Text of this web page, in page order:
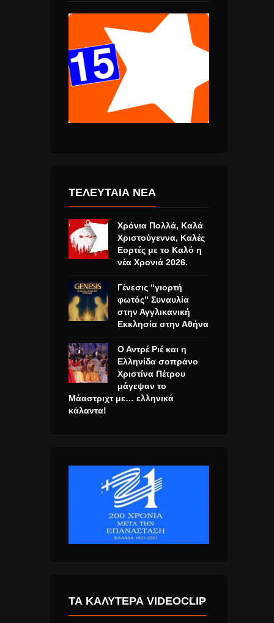
ΤΕΛΕΥΤΑΙΑ ΝΕΑ
Χρόνια Πολλά, Καλά
Χριστούγεννα, Καλές
Εορτές με το Καλό η
νέα Χρονιά 2026.
Γένεσις “γιορτή
φωτός” Συναυλία
στην Αγγλικανική
Εκκλησία στην Αθήνα
Ο Αντρέ Ριέ και η
Ελληνίδα σοπράνο
Χριστίνα Πέτρου
μάγεψαν το
Μάαστριχτ με… ελληνικά
κάλαντα!
ΤΑ ΚΑΛΎΤΕΡΑ VIDEOCLIP